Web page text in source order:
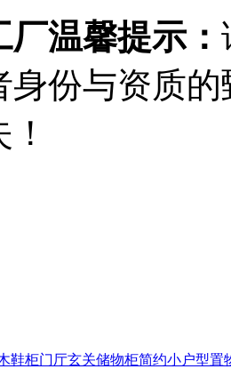
温馨提示：
身份与资质
鞋柜门厅玄关储物柜简约小户型置